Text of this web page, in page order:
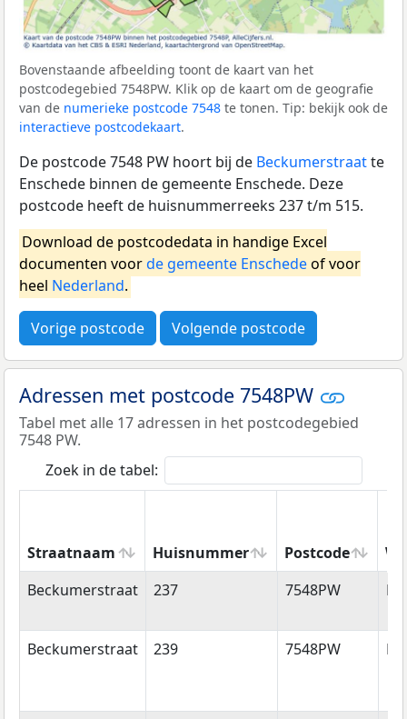
Bovenstaande afbeelding toont de kaart van het
postcodegebied 7548PW. Klik op de kaart om de geografie
van de numerieke postcode 7548 te tonen. Tip: bekijk ook de
interactieve postcodekaart.
De postcode 7548 PW hoort bij de Beckumerstraatte
Enschede binnen de gemeente Enschede. Deze
postcode heeft de huisnummerreeks 237 t/m 515.
Download de postcodedata in handige Excel
documenten voorde gemeente Enschedeof voor
heel Nederland.
Vorige postcode Volgende postcode
Adressen met postcode 7548PW
Tabel met alle 17 adressen in het postcodegebied
7548 PW.
Zoek in de tabel:
Straatnaam Huisnummer Postcode
Straatnaam
Huisnummer Postcode
Beckumerstraat 237 7548PW
Beckumerstraat 239 7548PW